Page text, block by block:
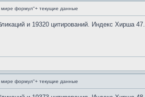
формул"+ текущие данные
и 19320 цитирований. Индекс Хирша 47.
формул"+ текущие данные